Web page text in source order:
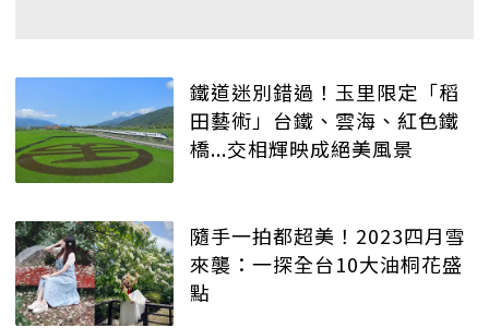
鐵道迷別錯過！玉里限定「稻
田藝術」台鐵、雲海、紅色鐵
橋...交相輝映成絕美風景
隨手一拍都超美！2023四月雪
來襲：一探全台10大油桐花盛
點